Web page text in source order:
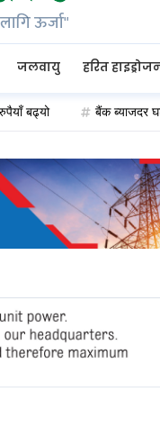
ऊर्जा"
जलवायु हरित
बैंक ब्याजदर घट्दा